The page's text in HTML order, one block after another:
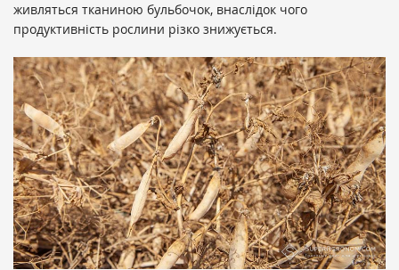
живляться тканиною бульбочок, внаслідок чого
продуктивність рослини різко знижується.